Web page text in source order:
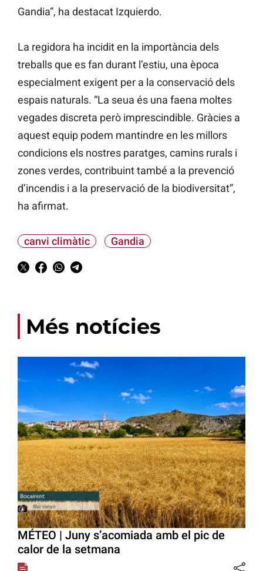
Gandia”, ha destacat Izquierdo.
La regidora ha incidit en la importància dels
treballs que es fan durant l’estiu, una època
especialment exigent per a la conservació dels
espais naturals. “La seua és una faena moltes
vegades discreta però imprescindible. Gràcies a
aquest equip podem mantindre en les millors
condicions els nostres paratges, camins rurals i
zones verdes, contribuint també a la prevenció
d’incendis i a la preservació de la biodiversitat”,
ha afirmat.
canvi climàtic Gandia
Més notícies
MÉTEO | Juny s’acomiada amb el pic de
calor de la setmana